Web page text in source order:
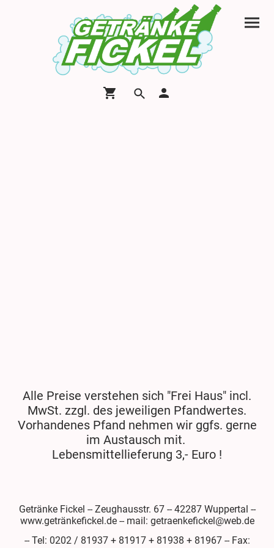
Alle Preise verstehen sich "Frei Haus" incl.
MwSt. zzgl. des jeweiligen Pfandwertes.
Vorhandenes Pfand nehmen wir ggfs. gerne
im Austausch mit.
Lebensmittellieferung 3,- Euro !
Getränke Fickel -- Zeughausstr. 67 -- 42287 Wuppertal --
www.getränkefickel.de -- mail: getraenkefickel@web.de
-- Tel: 0202 / 81937 + 81917 + 81938 + 81967 -- Fax: